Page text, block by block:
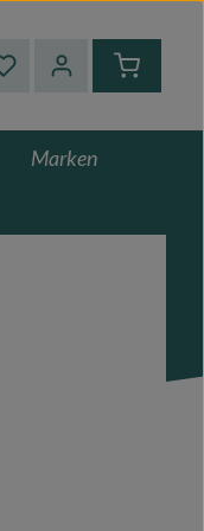
Du hast 0 Produkte auf
Marken